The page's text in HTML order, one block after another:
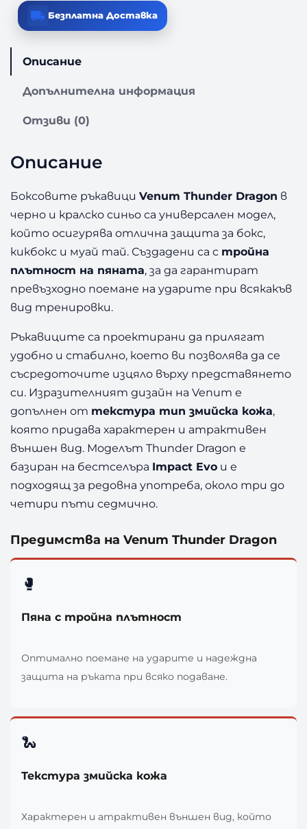
Безплатна Доставка
Описание
Допълнителна информация
Отзиви (0)
Описание
Боксовите ръкавициVenum Thunder Dragon в
черно и кралско синьо са универсален модел,
който осигурява отлична защита за бокс,
кикбокс и муай тай. Създадени са с тройна
плътност на пяната, за да гарантират
превъзходно поемане на ударите при всякакъв
вид тренировки.
Ръкавиците са проектирани да прилягат
удобно и стабилно, което ви позволява да се
съсредоточите изцяло върху представянето
си. Изразителният дизайн на Venum е
допълнен от текстура тип змийска кожа,
която придава характерен и атрактивен
външен вид. Моделът Thunder Dragon е
базиран на бестселъра Impact Evo и е
подходящ за редовна употреба, около три до
четири пъти седмично.
Предимства на Venum Thunder Dragon
🥊
Пяна с тройна плътност
Оптимално поемане на ударите и надеждна
защита на ръката при всяко подаване.
🐍
Текстура змийска кожа
Характерен и атрактивен външен вид, който